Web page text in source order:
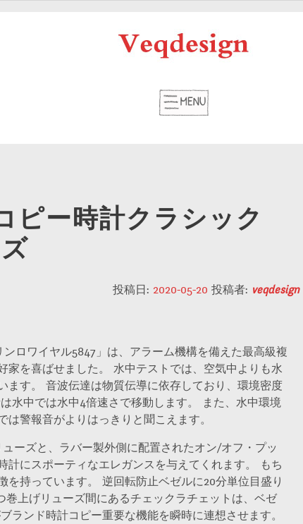
ピー時計クラシック
投稿日: 2020-05-20 投稿者: veqdesign
ロワイヤル5847」は、アラーム機構を備えた最高級複
家を喜ばせました。 水中テストでは、空気中よりも水
ます。 音波伝達は物質伝導に依存しており、環境密度
水中では水中4倍速さで移動します。 また、水中環境
警報音がよりはっきりと聞こえます。
ーズと、ラバー製外側に配置されたオン/オフ・プッ
計にスポーティなエレガンスを与えてくれます。 もち
を持っています。 逆回転防止ベゼルに20分単位目盛り
上げリューズ間にあるチェックラチェットは、ベゼ
ランド時計コピー重要な機能を瞬時に連想させます。